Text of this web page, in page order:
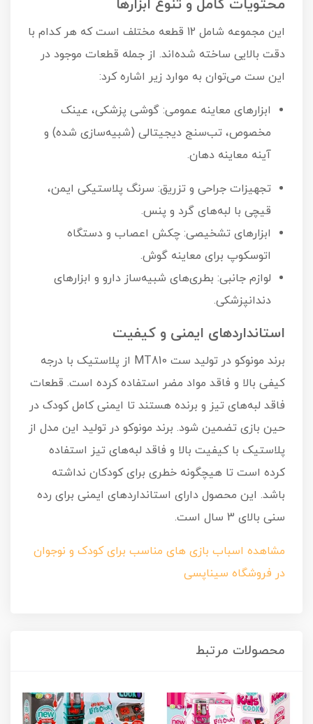
محتویات کامل و تنوع ابزارها
این مجموعه شامل 12 قطعه مختلف است که هر کدام با
دقت بالایی ساخته شده‌اند. از جمله قطعات موجود در
این ست می‌توان به موارد زیر اشاره کرد:
ابزارهای معاینه عمومی: گوشی پزشکی، عینک
مخصوص، تب‌سنج دیجیتالی (شبیه‌سازی شده) و
آینه معاینه دهان.
تجهیزات جراحی و تزریق: سرنگ پلاستیکی ایمن،
قیچی با لبه‌های گرد و پنس.
ابزارهای تشخیصی: چکش اعصاب و دستگاه
اتوسکوپ برای معاینه گوش.
لوازم جانبی: بطری‌های شبیه‌ساز دارو و ابزارهای
دندانپزشکی.
استانداردهای ایمنی و کیفیت
برند مونوکو در تولید ست MT810 از پلاستیک با درجه
کیفی بالا و فاقد مواد مضر استفاده کرده است. قطعات
فاقد لبه‌های تیز و برنده هستند تا ایمنی کامل کودک در
حین بازی تضمین شود. برند مونوکو در تولید این مدل از
پلاستیک با کیفیت بالا و فاقد لبه‌های تیز استفاده
کرده است تا هیچگونه خطری برای کودکان نداشته
باشد. این محصول دارای استانداردهای ایمنی برای رده
سنی بالای 3 سال است.
مشاهده اسباب بازی های مناسب برای کودک و نوجوان
در فروشگاه سیناپسی
محصولات مرتبط